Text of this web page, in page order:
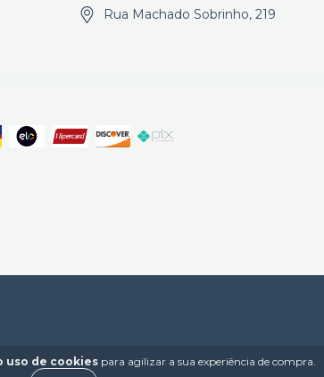
uso de cookiespara agilizar a sua experiência de compra.
Rua Machado Sobrinho, 219